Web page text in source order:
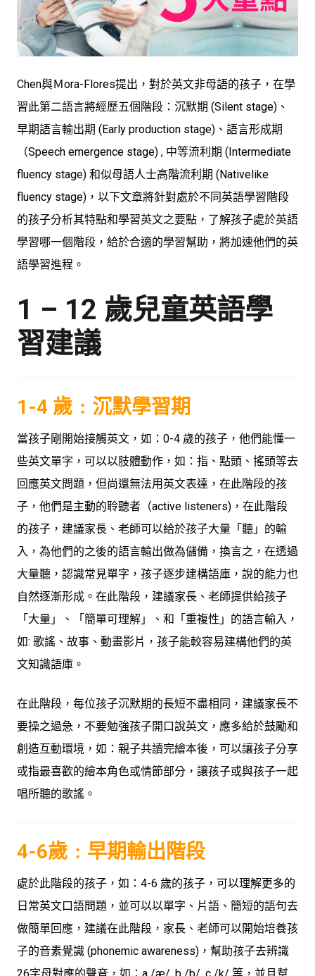
Chen與Ｍora-Flores提出，對於英文非母語的孩子，在學
習此第二語言將經歷五個階段：沉默期 (Silent stage)、
早期語言輸出期 (Early production stage)、語言形成期
（Speech emergence stage) , 中等流利期 (Intermediate
fluency stage) 和似母語人士高階流利期 (Nativelike
fluency stage)，以下文章將針對處於不同英語學習階段
的孩子分析其特點和學習英文之要點，了解孩子處於英語
學習哪一個階段，給於合適的學習幫助，將加速他們的英
語學習進程。
1 – 12 歲兒童英語學
習建議
1-4 歲﹕沉默學習期
當孩子剛開始接觸英文，如：0-4 歲的孩子，他們能懂一
些英文單字，可以以肢體動作，如：指、點頭、搖頭等去
回應英文問題，但尚還無法用英文表達，在此階段的孩
子，他們是主動的聆聽者（active listeners)，在此階段
的孩子，建議家長、老師可以給於孩子大量「聽」的輸
入，為他們的之後的語言輸出做為儲備，換言之，在透過
大量聽，認識常見單字，孩子逐步建構語庫，說的能力也
自然逐漸形成。在此階段，建議家長、老師提供給孩子
「大量」、「簡單可理解」、和「重複性」的語言輸入，
如: 歌謠、故事、動畫影片，孩子能較容易建構他們的英
文知識語庫。
在此階段，每位孩子沉默期的長短不盡相同，建議家長不
要操之過急，不要勉強孩子開口說英文，應多給於鼓勵和
創造互動環境，如：親子共讀完繪本後，可以讓孩子分享
或指最喜歡的繪本角色或情節部分，讓孩子或與孩子一起
唱所聽的歌謠。
4-6歲﹕早期輸出階段
處於此階段的孩子，如：4-6 歲的孩子，可以理解更多的
日常英文口語問題，並可以以單字、片語、簡短的語句去
做簡單回應，建議在此階段，家長、老師可以開始培養孩
子的音素覺識 (phonemic awareness)，幫助孩子去辨識